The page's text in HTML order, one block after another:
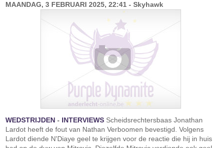
MAANDAG, 3 FEBRUARI 2025, 22:41 - Skyhawk
WEDSTRIJDEN - INTERVIEWS Scheidsrechtersbaas Jonathan
Lardot heeft de fout van Nathan Verboomen bevestigd. Volgens
Lardot diende N'Diaye geel te krijgen voor de reactie die hij in huis